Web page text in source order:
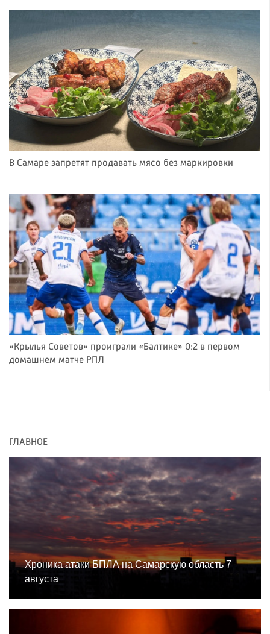
В Самаре запретят продавать мясо без маркировки
«Крылья Советов» проиграли «Балтике» 0:2 в первом
домашнем матче РПЛ
ГЛАВНОЕ
Хроника атаки БПЛА на Самарскую область 7
августа